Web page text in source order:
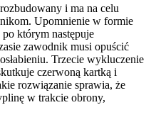
i ma na celu
Upomnienie w formie
którym następuje
zawodnik musi opuścić
Trzecie wykluczenie
czerwoną kartką i
rozwiązanie sprawia, że
w trakcie obrony,